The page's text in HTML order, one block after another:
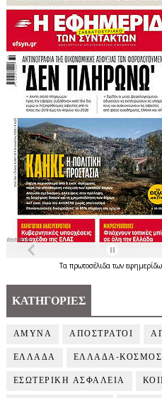
Τα πρωτοσέλιδατων
ΚΑΤΗΓΟΡΙΕΣ
ΑΜΥΝΑ ΑΠΟΣΤΡΑΤΟΙ
ΕΛΛΑΔΑ ΕΛΛΑΔΑ-ΚΟΣΜΟΣ
ΕΣΩΤΕΡΙΚΗ ΑΣΦΑΛΕΙΑ